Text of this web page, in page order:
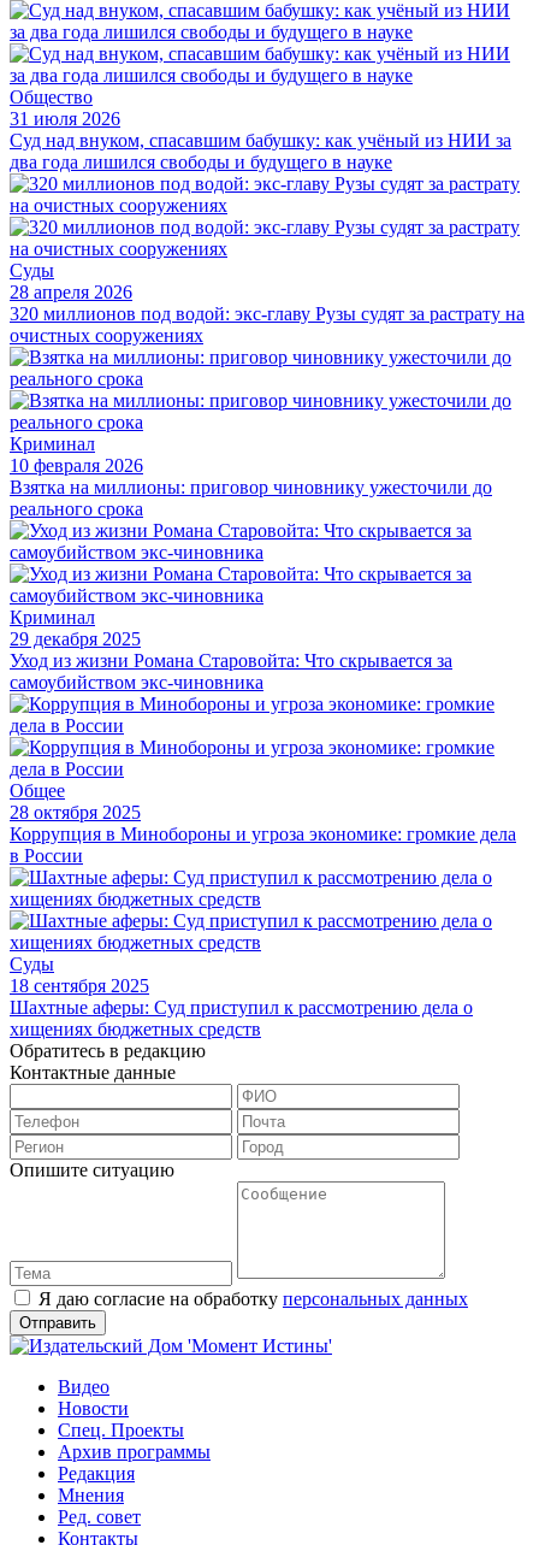
Общество
31 июля 2026
Суд над внуком, спасавшим бабушку: как учёный из НИИ за
два года лишился свободы и будущего в науке
Суды
28 апреля 2026
320 миллионов под водой: экс-главу Рузы судят за растрату на
очистных сооружениях
Криминал
10 февраля 2026
Взятка на миллионы: приговор чиновнику ужесточили до
реального срока
Криминал
29 декабря 2025
Уход из жизни Романа Старовойта: Что скрывается за
самоубийством экс-чиновника
Общее
28 октября 2025
Коррупция в Минобороны и угроза экономике: громкие дела
в России
Суды
18 сентября 2025
Шахтные аферы: Суд приступил к рассмотрению дела о
хищениях бюджетных средств
Обратитесь в редакцию
Контактные данные
Опишите ситуацию
Я даю согласие на обработку персональных данных
Видео
Новости
Спец. Проекты
Архив программы
Редакция
Мнения
Ред. совет
Контакты